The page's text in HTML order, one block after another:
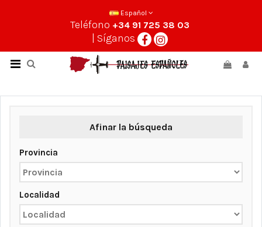
Español
Teléfono +34 91 725 38 03
| Síganos
Afinar la búsqueda
Provincia
Localidad